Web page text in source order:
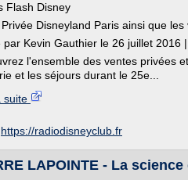
Flash Disney
Disneyland Paris ainsi que
par Kevin Gauthier le 26 juillet 2016
l'ensemble des ventes privées
et les séjours durant le 25e...
suite
https://radiodisneyclub.fr
LAPOINTE - La